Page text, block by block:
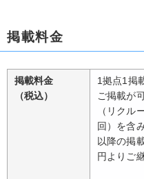
掲載料金
掲載料金
（税込）
1拠点1掲
ご掲載が
（リクル
回）を含
以降の掲
円よりご